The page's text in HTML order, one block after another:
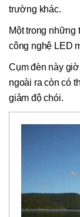
trường khác.
Một trong những
công nghệ LED
Cụm đèn này
ngoài ra còn có
giảm độ chói.